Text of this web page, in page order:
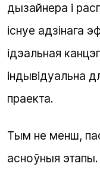
дызайнера і
існуе адзінага
ідэальная
індывідуальна
праекта.
Тым не менш,
асноўныя этапы.